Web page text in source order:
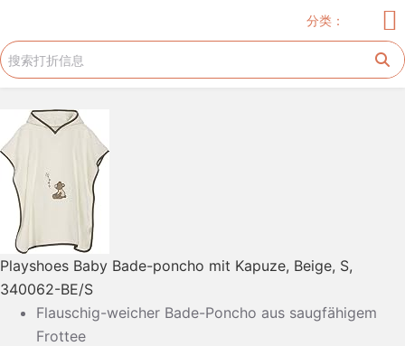
过
内
分类：
Playshoes Baby Bade-poncho mit Kapuze, Beige, S,
340062-BE/S
Flauschig-weicher Bade-Poncho aus saugfähigem
Frottee